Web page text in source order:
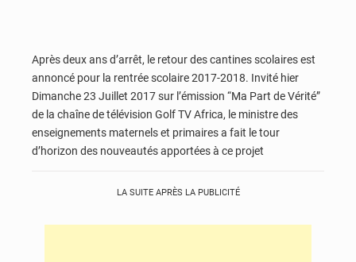
Après deux ans d’arrêt, le retour des cantines scolaires est
annoncé pour la rentrée scolaire 2017-2018. Invité hier
Dimanche 23 Juillet 2017 sur l’émission “Ma Part de Vérité”
de la chaîne de télévision Golf TV Africa, le ministre des
enseignements maternels et primaires a fait le tour
d’horizon des nouveautés apportées à ce projet
LA SUITE APRÈS LA PUBLICITÉ